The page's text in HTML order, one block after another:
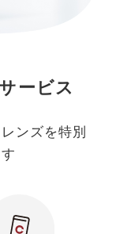
ービス
ンズを特別